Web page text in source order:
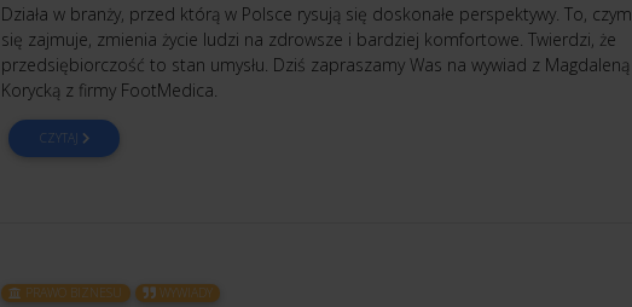
Działa w branży, przed którą w Polsce rysują się doskonałe perspektywy. To, czym
się zajmuje, zmienia życie ludzi na zdrowsze i bardziej komfortowe. Twierdzi, że
przedsiębiorczość to stan umysłu. Dziś zapraszamy Was na wywiad z Magdaleną
Korycką z firmy FootMedica.
CZYTAJ
PRAWO BIZNESU WYWIADY